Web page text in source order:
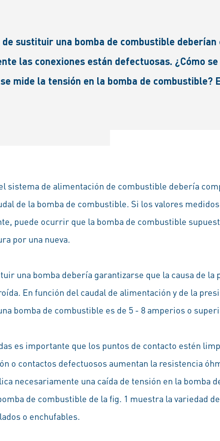
sustituir una bomba de combustible
las conexiones están defectuosas. ¿Cómo
mide la tensión en la bomba de
sistema de alimentación de combustible debería
de la bomba de combustible. Si los valores
puede ocurrir que la bomba de combustible
por una nueva.
una bomba debería garantizarse que la causa de la
En función del caudal de alimentación y de la
bomba de combustible es de 5 - 8 amperios o
es importante que los puntos de contacto estén
o contactos defectuosos aumentan la resistencia
necesariamente una caída de tensión en la bomba
de combustible de la fig. 1 muestra la variedad
o enchufables.